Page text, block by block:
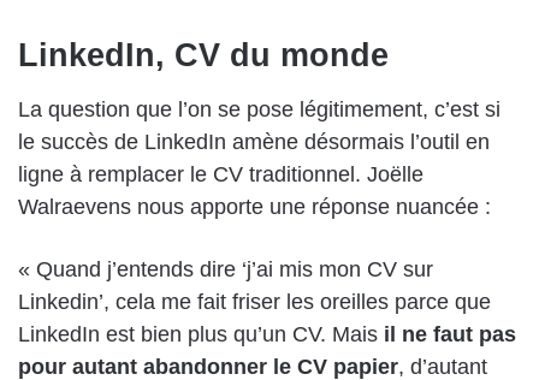
LinkedIn, CV du monde
La question que l’on se pose légitimement, c’est si
le succès de LinkedIn amène désormais l’outil en
ligne à remplacer le CV traditionnel. Joëlle
Walraevens nous apporte une réponse nuancée :
« Quand j’entends dire ‘j’ai mis mon CV sur
Linkedin’, cela me fait friser les oreilles parce que
LinkedIn est bien plus qu’un CV. Mais il ne faut pas
pour autant abandonner le CV papier, d’autant